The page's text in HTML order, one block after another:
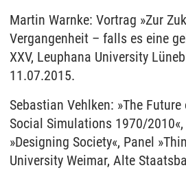
Martin Warnke: Vortrag »Zur
Vergangenheit – falls es eine
XXV, Leuphana University
11.07.2015.
Sebastian Vehlken: »The
Social Simulations 1970/2010«,
»Designing Society«, Panel
University Weimar, Alte